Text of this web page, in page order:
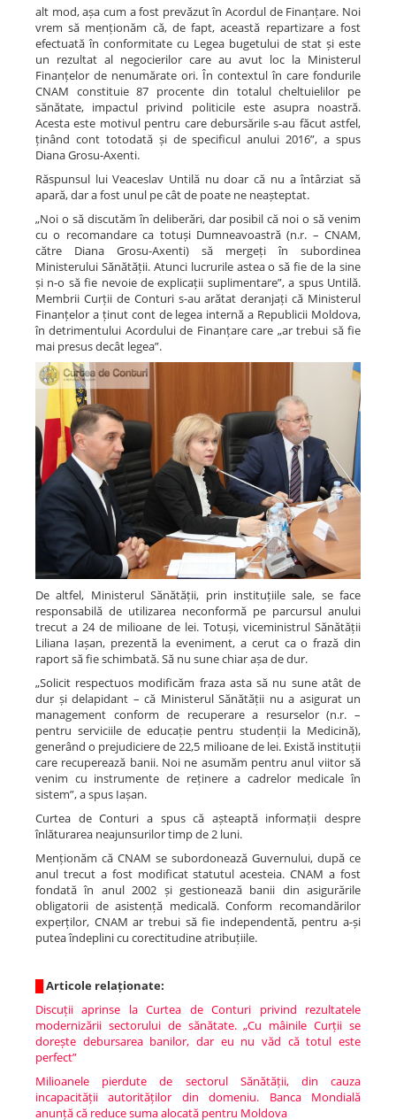
alt mod, așa cum a fost prevăzut în Acordul de Finanțare. Noi
vrem să menționăm că, de fapt, această repartizare a fost
efectuată în conformitate cu Legea bugetului de stat și este
un rezultat al negocierilor care au avut loc la Ministerul
Finanțelor de nenumărate ori. În contextul în care fondurile
CNAM constituie 87 procente din totalul cheltuielilor pe
sănătate, impactul privind politicile este asupra noastră.
Acesta este motivul pentru care debursările s-au făcut astfel,
ținând cont totodată și de specificul anului 2016”, a spus
Diana Grosu-Axenti.
Răspunsul lui Veaceslav Untilă nu doar că nu a întârziat să
apară, dar a fost unul pe cât de poate ne neașteptat.
„Noi o să discutăm în deliberări, dar posibil că noi o să venim
cu o recomandare ca totuși Dumneavoastră (n.r. – CNAM,
către Diana Grosu-Axenti) să mergeți în subordinea
Ministerului Sănătății. Atunci lucrurile astea o să fie de la sine
și n-o să fie nevoie de explicații suplimentare”, a spus Untilă.
Membrii Curții de Conturi s-au arătat deranjați că Ministerul
Finanțelor a ținut cont de legea internă a Republicii Moldova,
în detrimentului Acordului de Finanțare care „ar trebui să fie
mai presus decât legea”.
De altfel, Ministerul Sănătății, prin instituțiile sale, se face
responsabilă de utilizarea neconformă pe parcursul anului
trecut a 24 de milioane de lei. Totuși, viceministrul Sănătății
Liliana Iașan, prezentă la eveniment, a cerut ca o frază din
raport să fie schimbată. Să nu sune chiar așa de dur.
„Solicit respectuos modificăm fraza asta să nu sune atât de
dur și delapidant – că Ministerul Sănătății nu a asigurat un
management conform de recuperare a resurselor (n.r. –
pentru serviciile de educație pentru studenții la Medicină),
generând o prejudiciere de 22,5 milioane de lei. Există instituții
care recuperează banii. Noi ne asumăm pentru anul viitor să
venim cu instrumente de reținere a cadrelor medicale în
sistem”, a spus Iașan.
Curtea de Conturi a spus că așteaptă informații despre
înlăturarea neajunsurilor timp de 2 luni.
Menționăm că CNAM se subordonează Guvernului, după ce
anul trecut a fost modificat statutul acesteia. CNAM a fost
fondată în anul 2002 și gestionează banii din asigurările
obligatorii de asistență medicală. Conform recomandărilor
experților, CNAM ar trebui să fie independentă, pentru a-și
putea îndeplini cu corectitudine atribuțiile.
Articole relaționate:
Discuții aprinse la Curtea de Conturi privind rezultatele
modernizării sectorului de sănătate. „Cu mâinile Curții se
dorește debursarea banilor, dar eu nu văd că totul este
perfect”
Milioanele pierdute de sectorul Sănătății, din cauza
incapacității autorităților din domeniu. Banca Mondială
anunță că reduce suma alocată pentru Moldova